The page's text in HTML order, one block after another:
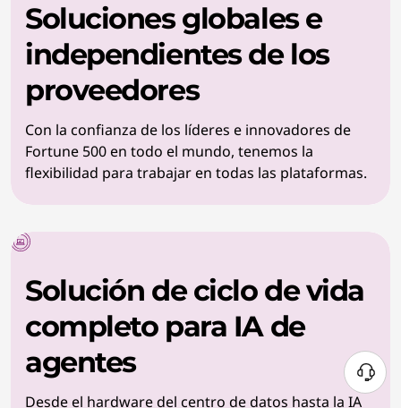
Soluciones globales e
independientes de los
proveedores
Con la confianza de los líderes e innovadores de
Fortune 500 en todo el mundo, tenemos la
flexibilidad para trabajar en todas las plataformas.
Solución de ciclo de vida
completo para IA de
agentes
Desde el hardware del centro de datos hasta la IA